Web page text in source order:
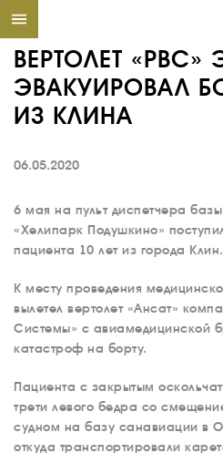
ВЕРТОЛЕТ «РВС»
ЭВАКУИРОВАЛ
ИЗ КЛИНА
06.05.2020
6 мая на пульт диспетчера
«Хелипарк Подушкино»
пациента 10 лет из города Клин.
К месту проведения
вылетел вертолет «Ансат»
Системы» с авиамедицинской
катастроф на борту.
Пациента с закрытым
трети левого бедра со
судном на базу санавиации в
откуда транспортировали